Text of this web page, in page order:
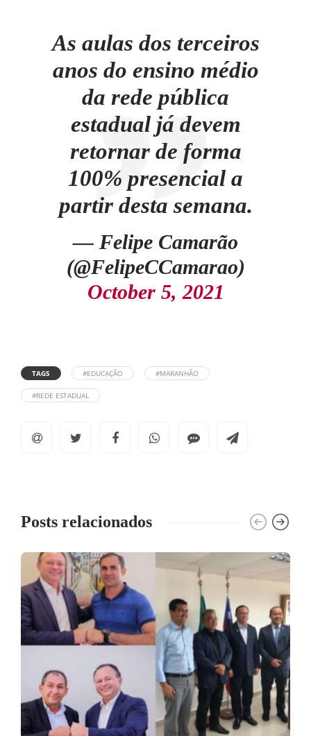
As aulas dos terceiros
anos do ensino médio
da rede pública
estadual já devem
retornar de forma
100% presencial a
partir desta semana.
— Felipe Camarão
(@FelipeCCamarao)
October 5, 2021
TAGS #EDUCAÇÃO #MARANHÃO
#REDE ESTADUAL
Posts relacionados